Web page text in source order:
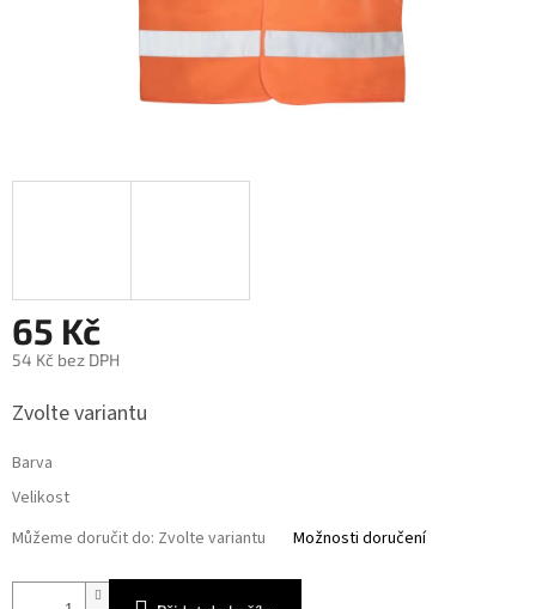
65 Kč
54 Kč bez DPH
cena:
Zvolte variantu
Barva
Velikost
Můžeme doručit do: Zvolte variantu Možnosti doručení